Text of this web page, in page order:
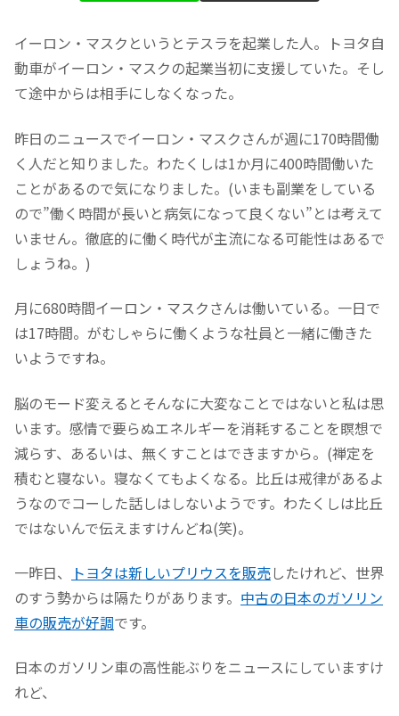
イーロン・マスクというとテスラを起業した人。トヨタ自
動車がイーロン・マスクの起業当初に支援していた。そし
て途中からは相手にしなくなった。
昨日のニュースでイーロン・マスクさんが週に170時間働
く人だと知りました。わたくしは1か月に400時間働いた
ことがあるので気になりました。(いまも副業をしている
ので”働く時間が長いと病気になって良くない”とは考えて
いません。徹底的に働く時代が主流になる可能性はあるで
しょうね。)
月に680時間イーロン・マスクさんは働いている。一日で
は17時間。がむしゃらに働くような社員と一緒に働きた
いようですね。
脳のモード変えるとそんなに大変なことではないと私は思
います。感情で要らぬエネルギーを消耗することを瞑想で
減らす、あるいは、無くすことはできますから。(禅定を
積むと寝ない。寝なくてもよくなる。比丘は戒律があるよ
うなのでコーした話しはしないようです。わたくしは比丘
ではないんで伝えますけんどね(笑)。
一昨日、 トヨタは新しいプリウスを販売したけれど、世界
のすう勢からは隔たりがあります。 中古の日本のガソリン
車の販売が好調です。
日本のガソリン車の高性能ぶりをニュースにしていますけ
れど、